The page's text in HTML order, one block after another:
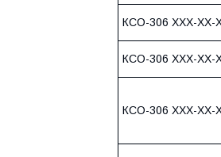
КСО-306 ХХХ-ХХ-
КСО-306 ХХХ-ХХ-
КСО-306 ХХХ-ХХ-